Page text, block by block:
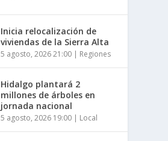
Inicia relocalización de
viviendas de la Sierra Alta
5 agosto, 2026 21:00 | Regiones
Hidalgo plantará 2
millones de árboles en
jornada nacional
5 agosto, 2026 19:00 | Local